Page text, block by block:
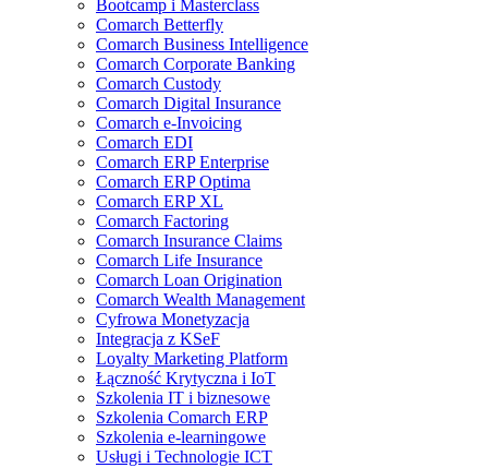
Bootcamp i Masterclass
Comarch Betterfly
Comarch Business Intelligence
Comarch Corporate Banking
Comarch Custody
Comarch Digital Insurance
Comarch e-Invoicing
Comarch EDI
Comarch ERP Enterprise
Comarch ERP Optima
Comarch ERP XL
Comarch Factoring
Comarch Insurance Claims
Comarch Life Insurance
Comarch Loan Origination
Comarch Wealth Management
Cyfrowa Monetyzacja
Integracja z KSeF
Loyalty Marketing Platform
Łączność Krytyczna i IoT
Szkolenia IT i biznesowe
Szkolenia Comarch ERP
Szkolenia e-learningowe
Usługi i Technologie ICT